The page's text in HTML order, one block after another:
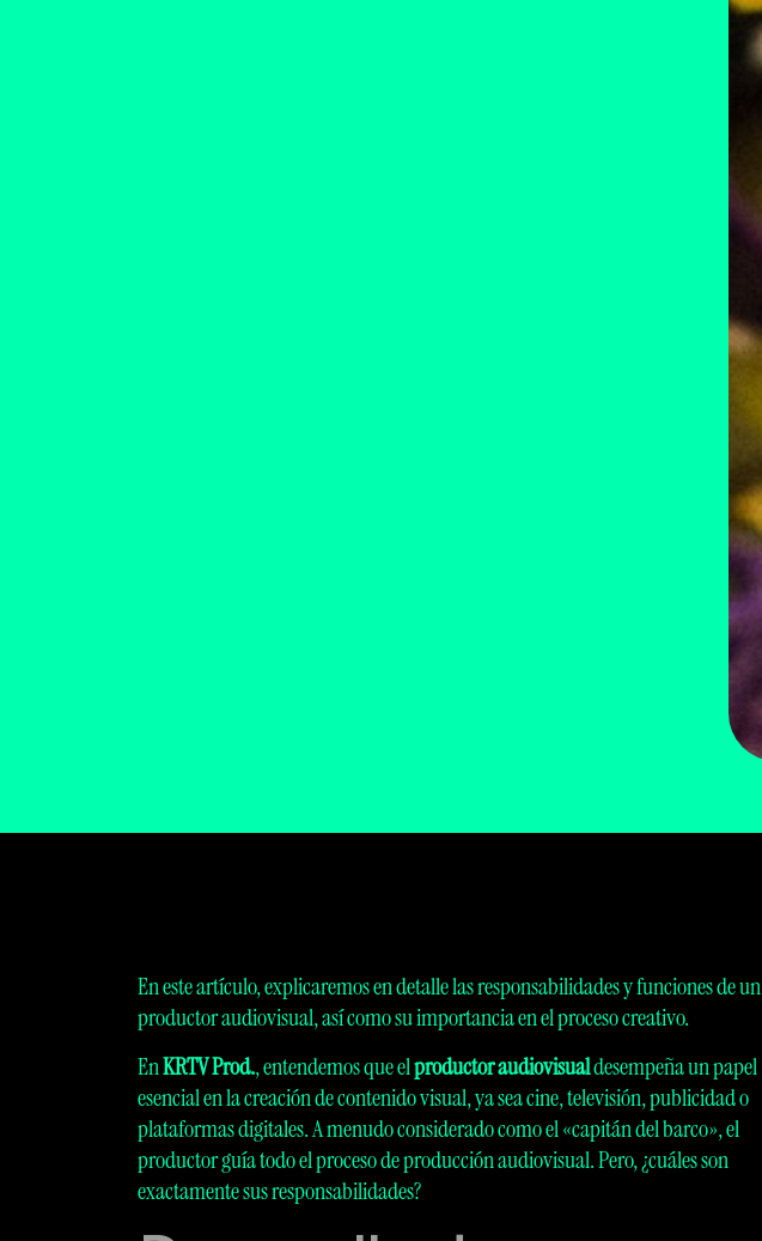
En este artículo, explicaremos en detalle las responsabilidades y funciones de un
productor audiovisual, así como su importancia en el proceso creativo.
EnKRTV Prod., entendemos que elproductor audiovisualdesempeña un papel
esencial en la creación de contenido visual, ya sea cine, televisión, publicidad o
plataformas digitales. A menudo considerado como el «capitán del barco», el
productor guía todo el proceso de producción audiovisual. Pero, ¿cuáles son
exactamente sus responsabilidades?